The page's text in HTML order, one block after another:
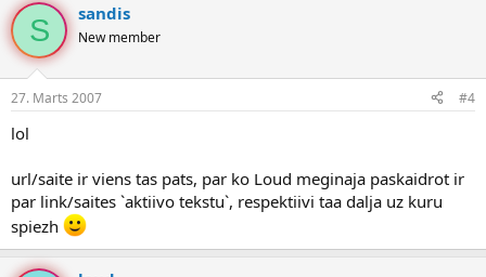
S sandis
New member
27. Marts 2007 #4
lol
url/saite ir viens tas pats, par ko Loud meginaja paskaidrot ir
par link/saites `aktiivo tekstu`, respektiivi taa dalja uz kuru
spiezh